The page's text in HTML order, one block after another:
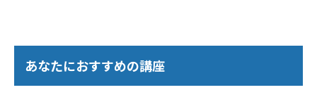
あなたにおすすめの講座